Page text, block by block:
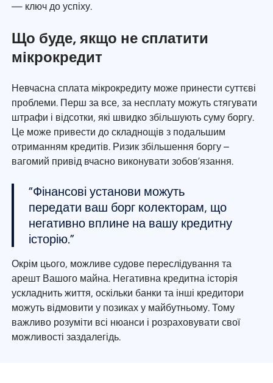
— ключ до успіху.
Що буде, якщо не сплатити
мікрокредит
Невчасна сплата мікрокредиту може принести суттєві
проблеми. Перш за все, за несплату можуть стягувати
штрафи і відсотки, які швидко збільшують суму боргу.
Це може привести до складнощів з подальшим
отриманням кредитів. Ризик збільшення боргу –
вагомий привід вчасно виконувати зобов’язання.
“Фінансові установи можуть
передати ваш борг колекторам, що
негативно вплине на вашу кредитну
історію.”
Окрім цього, можливе судове переслідування та
арешт Вашого майна. Негативна кредитна історія
ускладнить життя, оскільки банки та інші кредитори
можуть відмовити у позиках у майбутньому. Тому
важливо розуміти всі нюанси і розраховувати свої
можливості заздалегідь.